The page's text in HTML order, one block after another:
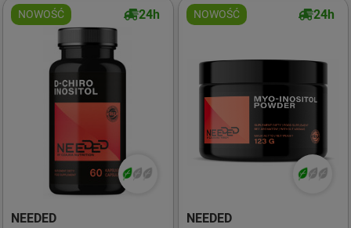
NOWOŚĆ 24h
NEEDED
NOWOŚĆ 24h
NEEDED